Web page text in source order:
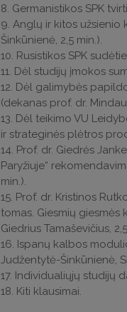
8. Germanistikos SPK
9. Anglų ir kitos užsienio
Šinkūnienė, 2,5 min.).
10. Rusistikos SPK
11. Dėl studijų įmokos
12. Dėl galimybės
(dekanas prof. dr.
13. Dėl teikimo VU
ir strateginės plėtros
14. Prof. dr. Giedrės
Paryžiuje“
min.).
15. Prof. dr. Kristinos
tomas. Giesmių
Giedrius Tamaševičius,
16. Ispanų kalbos
Judžentytė-Šinkūnienė,
17. Individualiųjų studijų
18. Kiti klausimai.